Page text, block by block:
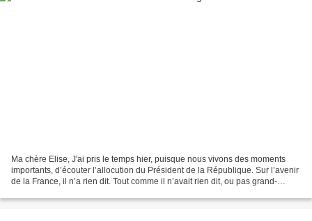
Ma chère Elise, J'ai pris le temps hier, puisque nous vivons des moments
importants, d’écouter l’allocution du Président de la République. Sur l’avenir
de la France, il n’a rien dit. Tout comme il n’avait rien dit, ou pas grand-